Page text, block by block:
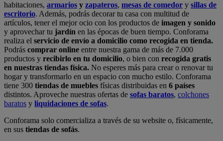
habitaciones, armarios y zapateros, mesas de comedor y sillas de
escritorio. Además, podrás decorar tu casa con multitud de
artículos, tener el mejor ocio con los productos de imagen y sonido
y aprovechar tu jardín en las épocas de buen tiempo. Conforama
realiza el servicio de envío a domicilio como recogida en tienda.
Podrás comprar online entre nuestra gama de más de 7.000
productos y recibirlo en tu domicilio, o bien con recogida gratis
en nuestras tiendas física. No esperes más para crear o renovar tu
hogar y transformarlo en un espacio con mucho estilo. Conforama
tiene 300 tiendas de muebles físicas distribuidas en 6 países
distintos. Aproveche nuestras ofertas de sofas baratos, colchones
baratos y liquidaciones de sofas.
Conforama solo comercializa a través de su website o, físicamente,
en sus tiendas de sofás.